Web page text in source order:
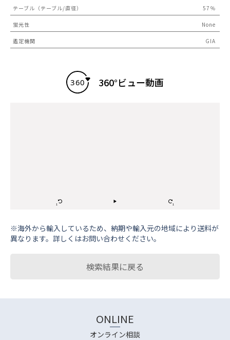
テーブル（テーブル/直径） 57％
蛍光性 None
鑑定機関 GIA
360°ビュー動画
※海外から輸⼊しているため、納期や輸⼊元の地域により送料が
異なります。詳しくはお問い合わせください。
検索結果に戻る
ONLINE
オンライン相談